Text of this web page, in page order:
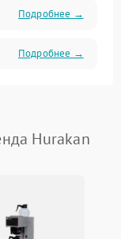
Подробнее →
Подробнее →
Hurakan